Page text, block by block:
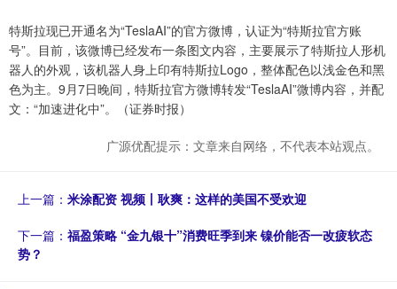
特斯拉现已开通名为“TeslaAI”的官方微博，认证为“特斯拉官方账
号”。目前，该微博已经发布一条图文内容，主要展示了特斯拉人形机
器人的外观，该机器人身上印有特斯拉Logo，整体配色以浅金色和黑
色为主。9月7日晚间，特斯拉官方微博转发“TeslaAI”微博内容，并配
文：“加速进化中”。（证券时报）
广源优配提示：文章来自网络，不代表本站观点。
上一篇： 米涂配资 视频丨耿爽：这样的美国不受欢迎
下一篇： 福盈策略 “金九银十”消费旺季到来 镍价能否一改疲软态
势？